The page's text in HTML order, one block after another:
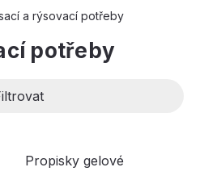
a rýsovací potřeby
potřeby
Propisky gelové